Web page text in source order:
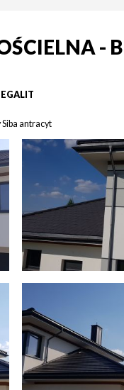
-
antracyt